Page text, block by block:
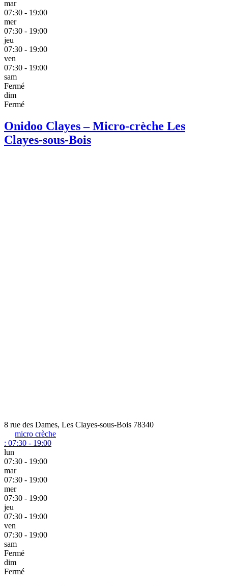
mar
07:30 - 19:00
mer
07:30 - 19:00
jeu
07:30 - 19:00
ven
07:30 - 19:00
sam
Fermé
dim
Fermé
Onidoo Clayes – Micro-crèche Les
Clayes-sous-Bois
8 rue des Dames, Les Clayes-sous-Bois 78340
micro crèche
: 07:30 - 19:00
lun
07:30 - 19:00
mar
07:30 - 19:00
mer
07:30 - 19:00
jeu
07:30 - 19:00
ven
07:30 - 19:00
sam
Fermé
dim
Fermé